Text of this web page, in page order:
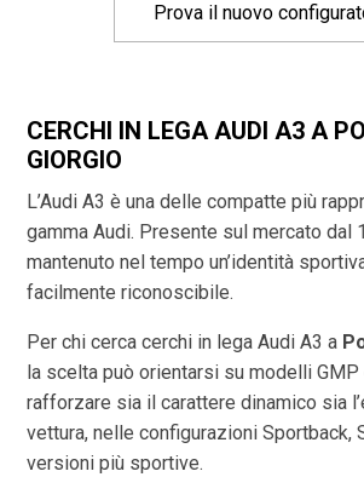
Prova il nuovo
CERCHI IN LEGA AUDI A3 A
GIORGIO
L’Audi A3 è una delle compatte più
gamma Audi. Presente sul mercato dal
mantenuto nel tempo un’identità
facilmente riconoscibile.
Per chi cerca cerchi in lega Audi A3 a
la scelta può orientarsi su modelli
rafforzare sia il carattere dinamico sia
vettura, nelle configurazioni Sportback,
versioni più sportive.